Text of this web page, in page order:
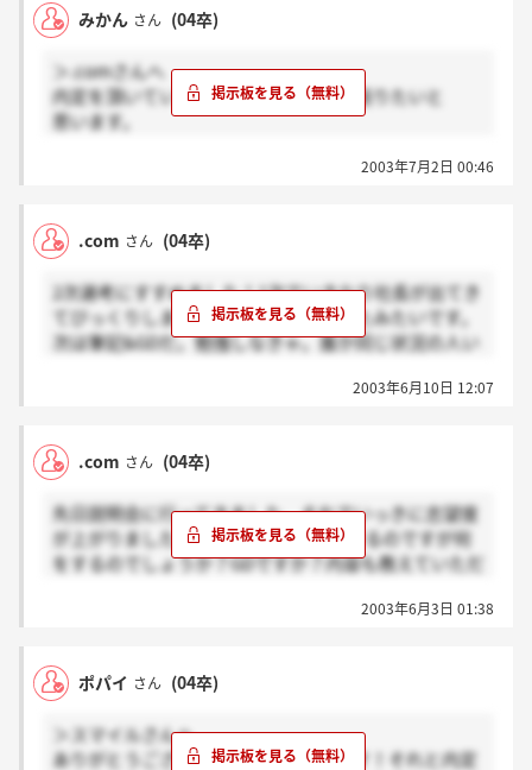
みかん さん (04卒)
＞.comさんへ
内定を頂いている者ですが、エールを送りたいと
思います。
GDは他人の色んな意見が聞けて楽しいですよ♪
良い報告を楽しみにしております。
欠席してしまったので、内容教えてください！
2003年7月2日 00:46
.com さん (04卒)
2次選考にすすめました！1次でいきなり社長が出てき
てびっくりしましたけどなんとか通ったみたいです。
次は筆記&GDだ。勉強しなきゃ。誰か同じ状況の人い
2003年6月10日 12:07
.com さん (04卒)
先日説明会に行ってきました。それでいっきに志望度
が上がりました。今度1次選考に参加するのですが何
をするのでしょうか？GDですか？内容も教えていただ
2003年6月3日 01:38
ポパイ さん (04卒)
＞スマイルさんへ
ありがとうございます。頑張ってきます！それと内定